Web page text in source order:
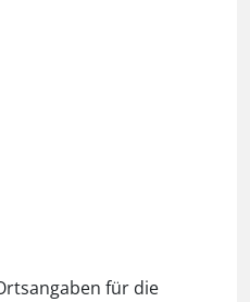
für die